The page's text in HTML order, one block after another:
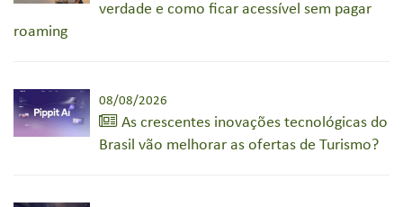
verdade e como ficar acessível sem pagar
roaming
08/08/2026
As crescentes inovações tecnológicas do
Brasil vão melhorar as ofertas de Turismo?